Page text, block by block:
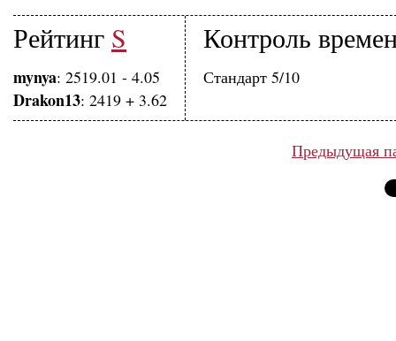
Рейтинг S
mynya: 2519.01 - 4.05
Drakon13: 2419 + 3.62
Контроль
Стандарт 5/10
Предыдущая